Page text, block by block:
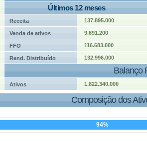
Últimos 12 meses
Receita 137.895.000
Venda de ativos 9.691.200
FFO 116.683.000
Rend. Distribuído 132.996.000
Balanço
Ativos 1.822.340.000
Composição dos
94%